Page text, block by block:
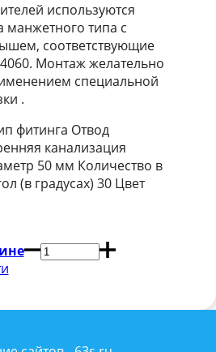
используются
манжетного типа с
соответствующие
Монтаж желательно
специальной
.
фитинга Отвод
канализация
50 мм Количество в
(в градусах) 30 Цвет